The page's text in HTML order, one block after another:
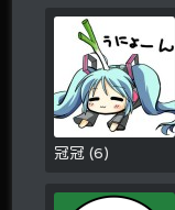
冠冠(6)